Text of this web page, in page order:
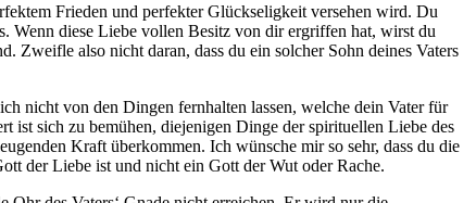
Frieden und perfekter Glückseligkeit versehen wird. Du
Wenn diese Liebe vollen Besitz von dir ergriffen hat, wirst du
Zweifle also nicht daran, dass du ein solcher Sohn deines Vaters
nicht von den Dingen fernhalten lassen, welche dein Vater für
ist sich zu bemühen, diejenigen Dinge der spirituellen Liebe des
Kraft überkommen. Ich wünsche mir so sehr, dass du die
der Liebe ist und nicht ein Gott der Wut oder Rache.